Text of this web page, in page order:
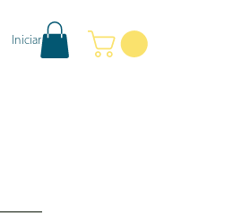
Iniciar sesión